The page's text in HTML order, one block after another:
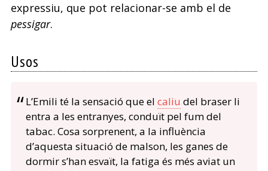
expressiu, que pot relacionar-se amb el de
pessigar.
Usos
L’Emili té la sensació que el caliu del braser li
entra a les entranyes, conduït pel fum del
tabac. Cosa sorprenent, a la influència
d’aquesta situació de malson, les ganes de
dormir s’han esvaït, la fatiga és més aviat un